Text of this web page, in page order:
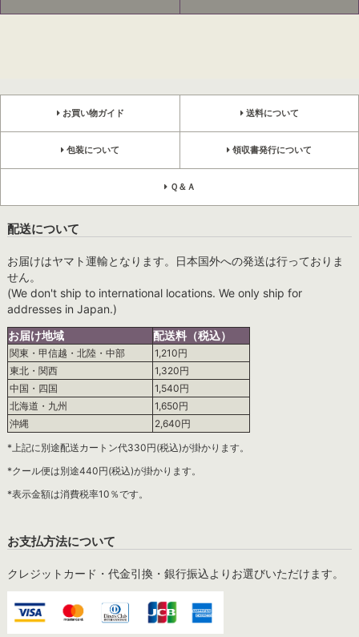
お買い物ガイド 送料について
包装について 領収書発行について
Ｑ＆Ａ
配送について
お届けはヤマト運輸となります。日本国外への発送は行っておりま
せん。
(We don't ship to international locations. We only ship for
addresses in Japan.)
お届け地域
配送料（税込）
関東・甲信越・北陸・中部
1,210円
東北・関西
1,320円
中国・四国
1,540円
北海道・九州
1,650円
沖縄
2,640円
*上記に別途配送カートン代330円(税込)が掛かります。
*クール便は別途440円(税込)が掛かります。
*表示金額は消費税率10％です。
お支払方法について
クレジットカード・代金引換・銀行振込よりお選びいただけます。